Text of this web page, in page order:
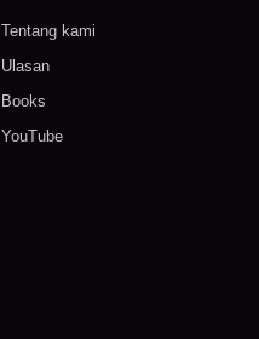
Tentang kami
Ulasan
Books
YouTube